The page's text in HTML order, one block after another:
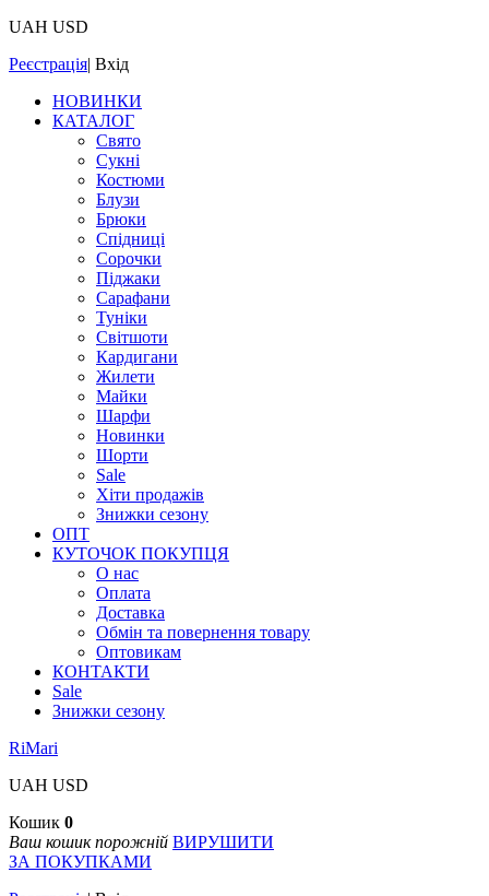
UAH USD
Реєстрація| Вхід
НОВИНКИ
КАТАЛОГ
Свято
Сукні
Костюми
Блузи
Брюки
Спідниці
Сорочки
Піджаки
Сарафани
Туніки
Світшоти
Кардигани
Жилети
Майки
Шарфи
Новинки
Шорти
Sale
Хіти продажів
Знижки сезону
ОПТ
КУТОЧОК ПОКУПЦЯ
О нас
Оплата
Доставка
Обмін та повернення товару
Оптовикам
КОНТАКТИ
Sale
Знижки сезону
RiMari
UAH USD
Кошик 0
Ваш кошик порожній ВИРУШИТИ
ЗА ПОКУПКАМИ